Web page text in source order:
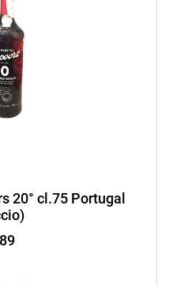
20° cl.75 Portugal